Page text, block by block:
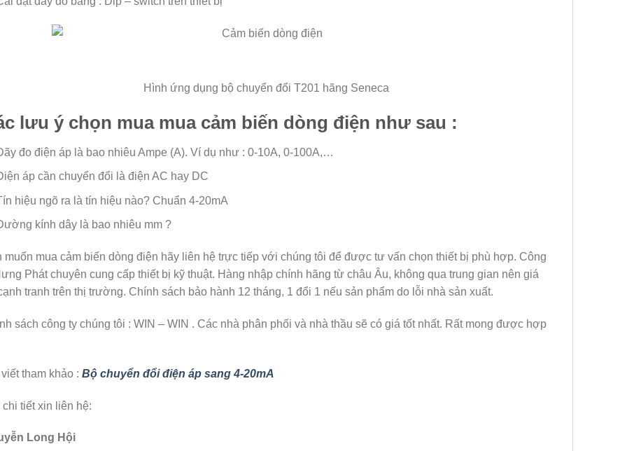
Hình ứng dụng bộ chuyển đổi T201 hãng Seneca
lưu ý chọn mua mua cảm biến dòng điện như sau :
đo điện áp là bao nhiêu Ampe (A). Ví dụ như : 0-10A, 0-100A,…
áp cần chuyển đổi là điện AC hay DC
hiệu ngõ ra là tín hiệu nào? Chuẩn 4-20mA
kính dây là bao nhiêu mm ?
muốn mua cảm biến dòng điện hãy liên hệ trực tiếp với chúng tôi để được tư vấn chọn thiết bị phù hợp. Công
Phát chuyên cung cấp thiết bị kỹ thuật. Hàng nhập chính hãng từ châu Âu, không qua trung gian nên giá
tranh trên thị trường. Chính sách bảo hành 12 tháng, 1 đổi 1 nếu sản phẩm do lỗi nhà sản xuất.
sách công ty chúng tôi : WIN – WIN . Các nhà phân phối và nhà thầu sẽ có giá tốt nhất. Rất mong được hợp
tham khảo : Bộ chuyển đổi điện áp sang 4-20mA
chi tiết xin liên hệ:
Long Hội